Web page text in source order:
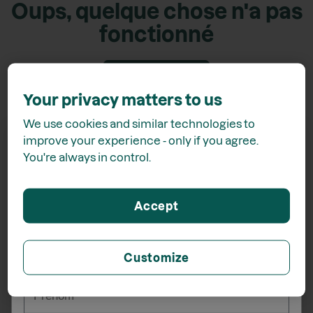
Oups, quelque chose n'a pas
fonctionné
15% de rabais*
lors de votre inscription à l'infolettre
_______
Your privacy matters to us
We use cookies and similar technologies to
improve your experience - only if you agree.
You're always in control.
Customize
Accept